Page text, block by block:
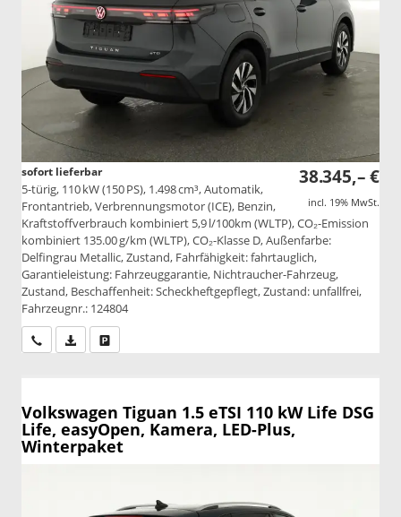
38.345,– €
incl. 19% MwSt.
sofort lieferbar
5-türig, 110 kW (150 PS), 1.498 cm³, Automatik,
Frontantrieb, Verbrennungsmotor (ICE), Benzin,
Kraftstoffverbrauch kombiniert 5,9 l/100km (WLTP), CO₂-Emission
kombiniert 135.00 g/km (WLTP), CO₂-Klasse D, Außenfarbe:
Delfingrau Metallic, Zustand, Fahrfähigkeit: fahrtauglich,
Garantieleistung: Fahrzeuggarantie, Nichtraucher-Fahrzeug,
Zustand, Beschaffenheit: Scheckheftgepflegt, Zustand: unfallfrei,
Fahrzeugnr.: 124804
Wir rufen Sie anPDF-Datei, Fahrzeugexposé drucken
Volkswagen Tiguan 1.5 eTSI 110 kW Life DSG
Life, easyOpen, Kamera, LED-Plus,
Winterpaket